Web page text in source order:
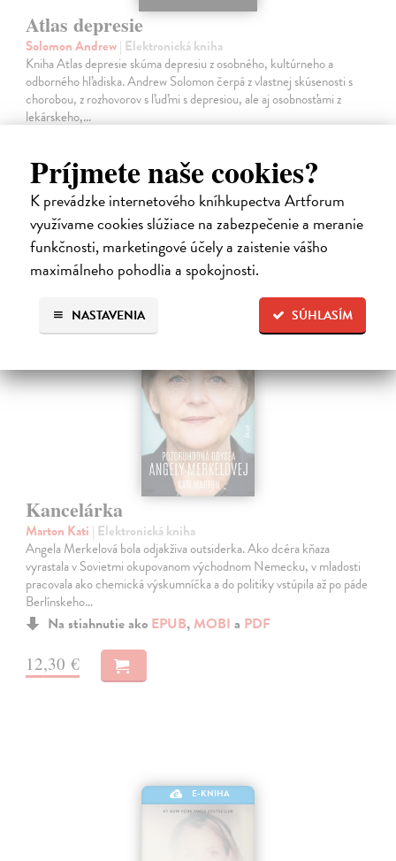
Príjmete naše cookies?
K prevádzke internetového kníhkupectva Artforum
využívame cookies slúžiace na zabezpečenie a meranie
funkčnosti, marketingové účely a zaistenie vášho
maximálneho pohodlia a spokojnosti.
SÚHLASÍM
NASTAVENIA
Atlas depresie
Solomon Andrew| Elektronická kniha
Kniha Atlas depresie skúma depresiu z osobného, kultúrneho a
odborného hľadiska. Andrew Solomon čerpá z vlastnej skúsenosti s
chorobou, z rozhovorov s ľuďmi s depresiou, ale aj osobnosťami z
lekárskeho,…
27,99 €
Kancelárka
Marton Kati | Elektronická kniha
Angela Merkelová bola odjakživa outsiderka. Ako dcéra kňaza
vyrastala v Sovietmi okupovanom východnom Nemecku, v mladosti
pracovala ako chemická výskumníčka a do politiky vstúpila až po páde
Berlínskeho…
Na stiahnutie ako EPUB, MOBI a PDF
12,30 €
E-KNIHA